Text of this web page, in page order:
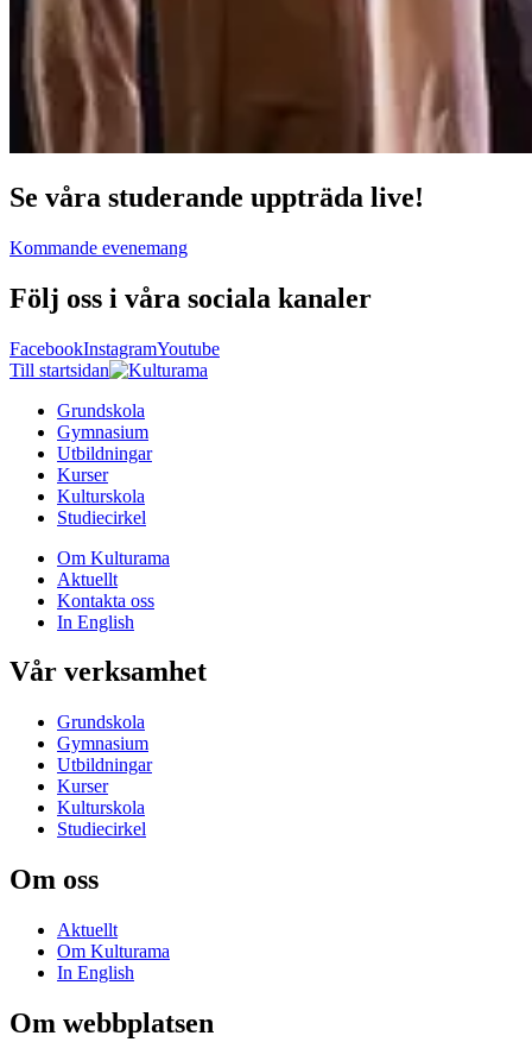
Se våra studerande uppträda live!
Kommande evenemang
Följ oss i våra sociala kanaler
FacebookInstagramYoutube
Till startsidan
Grundskola
Gymnasium
Utbildningar
Kurser
Kulturskola
Studiecirkel
Om Kulturama
Aktuellt
Kontakta oss
In English
Vår verksamhet
Grundskola
Gymnasium
Utbildningar
Kurser
Kulturskola
Studiecirkel
Om oss
Aktuellt
Om Kulturama
In English
Om webbplatsen